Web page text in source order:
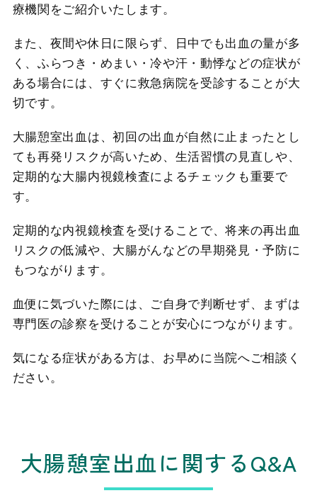
療機関をご紹介いたします。
また、夜間や休日に限らず、日中でも出血の量が多
く、ふらつき・めまい・冷や汗・動悸などの症状が
ある場合には、すぐに救急病院を受診することが大
切です。
大腸憩室出血は、初回の出血が自然に止まったとし
ても再発リスクが高いため、生活習慣の見直しや、
定期的な大腸内視鏡検査によるチェックも重要で
す。
定期的な内視鏡検査を受けることで、将来の再出血
リスクの低減や、大腸がんなどの早期発見・予防に
もつながります。
血便に気づいた際には、ご自身で判断せず、まずは
専門医の診察を受けることが安心につながります。
気になる症状がある方は、お早めに当院へご相談く
ださい。
大腸憩室出血に関するQ&A